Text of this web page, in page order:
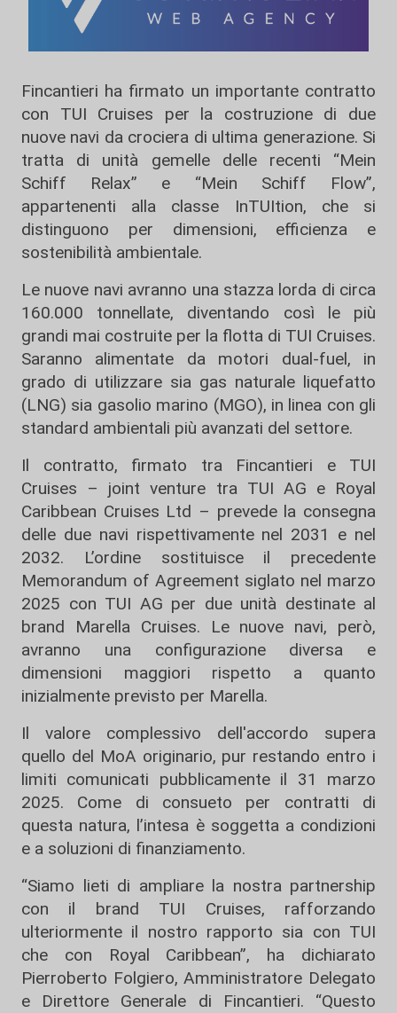
Fincantieri ha firmato un importante contratto
con TUI Cruises per la costruzione di due
nuove navi da crociera di ultima generazione. Si
tratta di unità gemelle delle recenti “Mein
Schiff Relax” e “Mein Schiff Flow”,
appartenenti alla classe InTUItion, che si
distinguono per dimensioni, efficienza e
sostenibilità ambientale.
Le nuove navi avranno una stazza lorda di circa
160.000 tonnellate, diventando così le più
grandi mai costruite per la flotta di TUI Cruises.
Saranno alimentate da motori dual-fuel, in
grado di utilizzare sia gas naturale liquefatto
(LNG) sia gasolio marino (MGO), in linea con gli
standard ambientali più avanzati del settore.
Il contratto, firmato tra Fincantieri e TUI
Cruises – joint venture tra TUI AG e Royal
Caribbean Cruises Ltd – prevede la consegna
delle due navi rispettivamente nel 2031 e nel
2032. L’ordine sostituisce il precedente
Memorandum of Agreement siglato nel marzo
2025 con TUI AG per due unità destinate al
brand Marella Cruises. Le nuove navi, però,
avranno una configurazione diversa e
dimensioni maggiori rispetto a quanto
inizialmente previsto per Marella.
Il valore complessivo dell'accordo supera
quello del MoA originario, pur restando entro i
limiti comunicati pubblicamente il 31 marzo
2025. Come di consueto per contratti di
questa natura, l’intesa è soggetta a condizioni
e a soluzioni di finanziamento.
“Siamo lieti di ampliare la nostra partnership
con il brand TUI Cruises, rafforzando
ulteriormente il nostro rapporto sia con TUI
che con Royal Caribbean”, ha dichiarato
Pierroberto Folgiero, Amministratore Delegato
e Direttore Generale di Fincantieri. “Questo